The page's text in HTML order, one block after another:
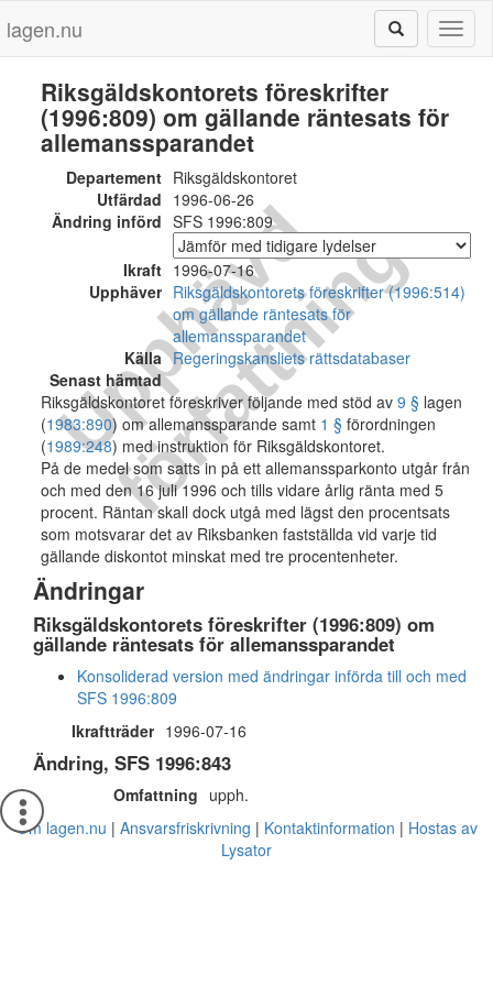
lagen.nu
U
p
p
h
ä
v
d
f
ö
r
f
a
t
t
n
i
n
g
Riksgäldskontorets föreskrifter
(1996:809) om gällande räntesats för
allemanssparandet
Departement Riksgäldskontoret
Utfärdad 1996-06-26
Ändring införd SFS 1996:809
Ikraft 1996-07-16
Upphäver Riksgäldskontorets föreskrifter (1996:514)
om gällande räntesats för
allemanssparandet
Källa Regeringskansliets rättsdatabaser
Senast hämtad
Riksgäldskontoret föreskriver följande med stöd av 9 § lagen
(1983:890) om allemanssparande samt 1 § förordningen
(1989:248) med instruktion för Riksgäldskontoret.
På de medel som satts in på ett allemanssparkonto utgår från
och med den 16 juli 1996 och tills vidare årlig ränta med 5
procent. Räntan skall dock utgå med lägst den procentsats
som motsvarar det av Riksbanken fastställda vid varje tid
gällande diskontot minskat med tre procentenheter.
Ändringar
Riksgäldskontorets föreskrifter (1996:809) om
gällande räntesats för allemanssparandet
Konsoliderad version med ändringar införda till och med
SFS 1996:809
Ikraftträder 1996-07-16
Ändring, SFS 1996:843
Omfattning upph.
Om lagen.nu
Ansvarsfriskrivning Kontaktinformation
Hostas av
Lysator